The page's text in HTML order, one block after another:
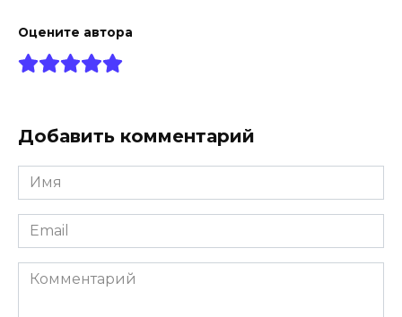
Оцените автора
Добавить комментарий
Имя
*
Email
*
Комментарий